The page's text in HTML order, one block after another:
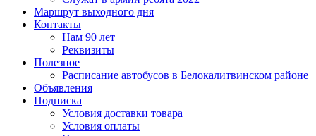
Маршрут выходного дня
Контакты
Нам 90 лет
Реквизиты
Полезное
Расписание автобусов в Белокалитвинском районе
Объявления
Подписка
Условия доставки товара
Условия оплаты